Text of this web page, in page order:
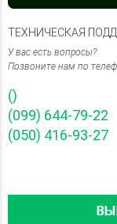
ТЕХНИЧЕСКАЯ
У вас есть вопросы?
Позвоните нам по
()
(099) 644-79-22
(050) 416-93-27